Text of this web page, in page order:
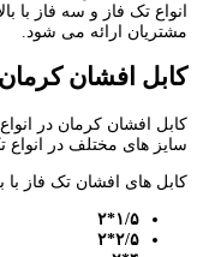
انواع تک فاز و سه فاز با
مشتریان ارائه می شود.
کابل افشان کرمان
سایز های مختلف در
کابل های افشان تک فاز با
۱/۵
*۲
۲/۵
*۲